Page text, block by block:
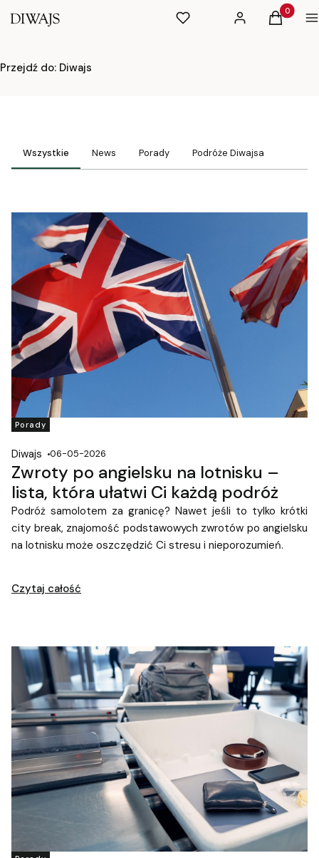
Ulubione Zaloguj sięProdukty
Koszyk
Przejdź do: Diwajs
Wszystkie News Porady Podróże Diwajsa
Porady
Diwajs 06-05-2026
Zwroty po angielsku na lotnisku –
lista, która ułatwi Ci każdą podróż
Podróż samolotem za granicę? Nawet jeśli to tylko krótki
city break, znajomość podstawowych zwrotów po angielsku
na lotnisku może oszczędzić Ci stresu i nieporozumień.
Czytaj całość